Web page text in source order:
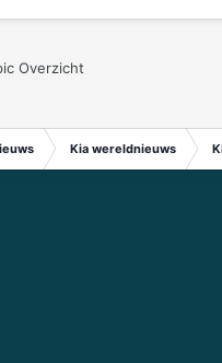
Overzicht
Kia wereldnieuws